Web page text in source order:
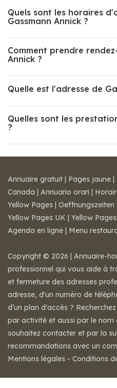
Quels sont les horaires
Gassmann Annick ?
Comment prendre
Annick ?
Quelle est l'adresse de
Quelles sont les
?
Annuaire gratuit | Pages jaune |
Canada | Annuario orari |
Yellow Pages | Oeffnungszeiten
Yellow Pages UK | Yellow
Agenda en ligne | Menu
Copyright © 2026 | Annuaire-
professionnel qui vous aide à
et fermeture des adresses
adresse, d'un numéro de
d’un plan d'accès ?
par activité et aussi par le nom
souhaitez contacter et par la
recommandations avec un
Mentions légales - Conditions